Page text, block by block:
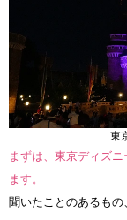
東
まずは、東京ディズ
ます。
聞いたことのあるも